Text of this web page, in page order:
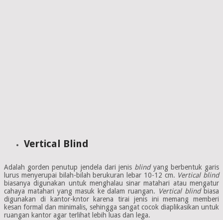
Vertical Blind
Adalah gorden penutup jendela dari jenis blindyang berbentuk garis
lurus menyerupai bilah-bilah berukuran lebar 10-12 cm. Vertical blind
biasanya digunakan untuk menghalau sinar matahari atau mengatur
cahaya matahari yang masuk ke dalam ruangan. Vertical blind biasa
digunakan di kantor-kntor karena tirai jenis ini memang memberi
kesan formal dan minimalis, sehingga sangat cocok diaplikasikan untuk
ruangan kantor agar terlihat lebih luas dan lega.